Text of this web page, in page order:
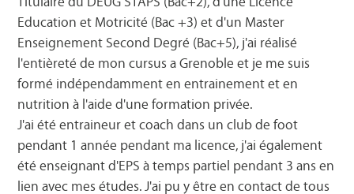
Education et Motricité (Bac +3) et d'un Master
Enseignement Second Degré (Bac+5), j'ai réalisé
l'entièreté de mon cursus a Grenoble et je me suis
formé indépendamment en entrainement et en
nutrition à l'aide d'une formation privée.
J'ai été entraineur et coach dans un club de foot
pendant 1 année pendant ma licence, j'ai également
été enseignant d'EPS à temps partiel pendant 3 ans en
lien avec mes études. J'ai pu y être en contact de tous